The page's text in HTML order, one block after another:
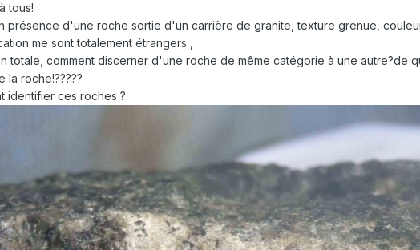
tous!
présence d'une roche sortie d'un carrière de granite, texture grenue,
me sont totalement étrangers ,
totale, comment discerner d'une roche de même catégorie à une autre?de
la roche!?????
identifier ces roches ?